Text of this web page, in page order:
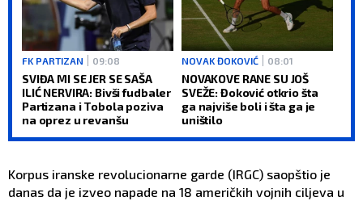
FK PARTIZAN 09:08
SVIĐA MI SE JER SE SAŠA
ILIĆ NERVIRA: Bivši fudbaler
Partizana i Tobola poziva
na oprez u revanšu
NOVAK ĐOKOVIĆ 08:01
NOVAKOVE RANE SU JOŠ
SVEŽE: Đoković otkrio šta
ga najviše boli i šta ga je
uništilo
Korpus iranske revolucionarne garde (IRGC) saopštio je
danas da je izveo napade na 18 američkih vojnih ciljeva u